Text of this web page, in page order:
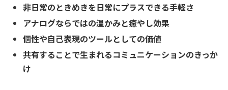
非日常のときめきを日常にプラスできる手軽さ
アナログならではの温かみと癒やし効果
個性や自己表現のツールとしての価値
共有することで生まれるコミュニケーションのきっか
け